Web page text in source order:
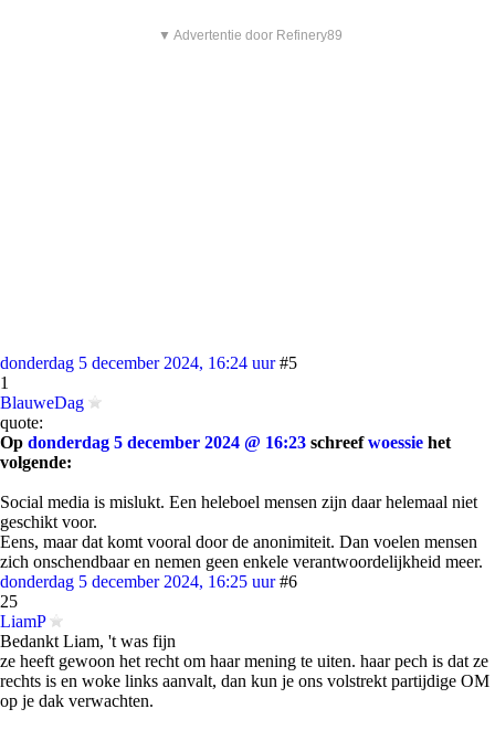
▼ Advertentie door Refinery89
donderdag 5 december 2024, 16:24 uur #5
1
BlauweDag
quote:
Op donderdag 5 december 2024 @ 16:23 schreefwoessie het
volgende:
Social media is mislukt. Een heleboel mensen zijn daar helemaal niet
geschikt voor.
Eens, maar dat komt vooral door de anonimiteit. Dan voelen mensen
zich onschendbaar en nemen geen enkele verantwoordelijkheid meer.
donderdag 5 december 2024, 16:25 uur #6
25
LiamP
Bedankt Liam, 't was fijn
ze heeft gewoon het recht om haar mening te uiten. haar pech is dat ze
rechts is en woke links aanvalt, dan kun je ons volstrekt partijdige OM
op je dak verwachten.